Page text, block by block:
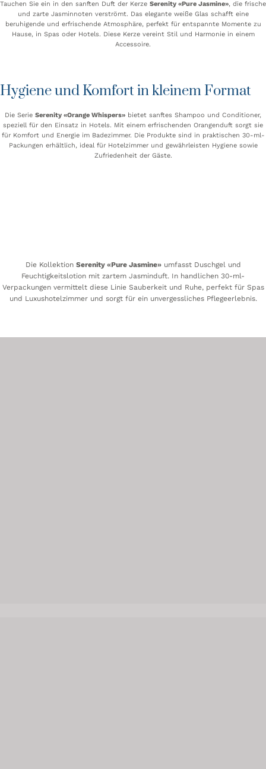
Tauchen Sie ein in den sanften Duft der Kerze Serenity «Pure Jasmine», die frische
und zarte Jasminnoten verströmt. Das elegante weiße Glas schafft eine
beruhigende und erfrischende Atmosphäre, perfekt für entspannte Momente zu
Hause, in Spas oder Hotels. Diese Kerze vereint Stil und Harmonie in einem
Accessoire.
Hygiene und Komfort in kleinem Format
Die Serie Serenity «Orange Whispers» bietet sanftes Shampoo und Conditioner,
speziell für den Einsatz in Hotels. Mit einem erfrischenden Orangenduft sorgt sie
für Komfort und Energie im Badezimmer. Die Produkte sind in praktischen 30-ml-
Packungen erhältlich, ideal für Hotelzimmer und gewährleisten Hygiene sowie
Zufriedenheit der Gäste.
Die Kollektion Serenity «Pure Jasmine»umfasst Duschgel und
Feuchtigkeitslotion mit zartem Jasminduft. In handlichen 30-ml-
Verpackungen vermittelt diese Linie Sauberkeit und Ruhe, perfekt für Spas
und Luxushotelzimmer und sorgt für ein unvergessliches Pflegeerlebnis.